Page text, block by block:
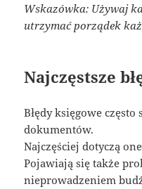
Wskazówka: Używaj
utrzymać porządek
Najczęstsze
Błędy księgowe
dokumentów.
Najczęściej dotyczą
Pojawiają się także
nieprowadzeniem